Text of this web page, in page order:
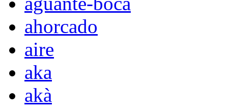
ahorcado
aire
aka
akà